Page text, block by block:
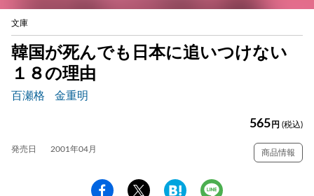
文庫
韓国が死んでも日本に追いつけない
１８の理由
百瀬格 金重明
565 円 (税込)
発売日 2001年04月 商品情報